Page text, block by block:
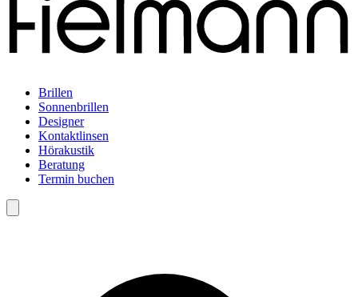
Brillen
Sonnenbrillen
Designer
Kontaktlinsen
Hörakustik
Beratung
Termin buchen